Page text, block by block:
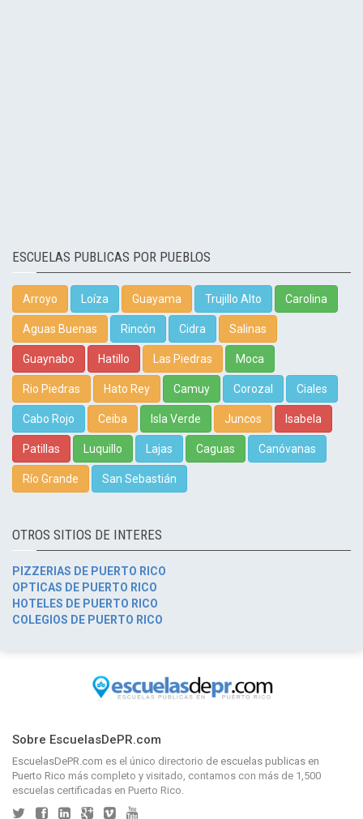
ESCUELAS PUBLICAS POR PUEBLOS
Arroyo Loíza Guayama Trujillo Alto Carolina
Aguas Buenas Rincón Cidra Salinas
Guaynabo Hatillo Las Piedras Moca
Rio Piedras Hato Rey Camuy Corozal Ciales
Cabo Rojo Ceiba Isla Verde Juncos Isabela
Patillas Luquillo Lajas Caguas Canóvanas
Río Grande San Sebastián
OTROS SITIOS DE INTERES
PIZZERIAS DE PUERTO RICO
OPTICAS DE PUERTO RICO
HOTELES DE PUERTO RICO
COLEGIOS DE PUERTO RICO
Sobre EscuelasDePR.com
EscuelasDePR.com es el único directorio de escuelas publicas en
Puerto Rico más completo y visitado, contamos con más de 1,500
escuelas certificadas en Puerto Rico.